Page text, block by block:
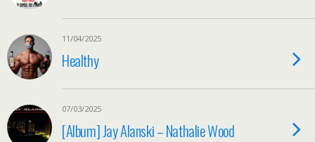
11/04/2025
Healthy
07/03/2025
[Album] Jay Alanski – Nathalie Wood